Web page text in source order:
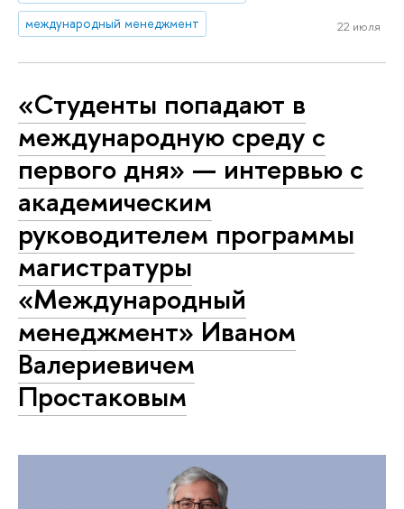
международный менеджмент
22 июля
«Студенты попадают в
международную среду с
первого дня» — интервью с
академическим
руководителем программы
магистратуры
«Международный
менеджмент» Иваном
Валериевичем
Простаковым